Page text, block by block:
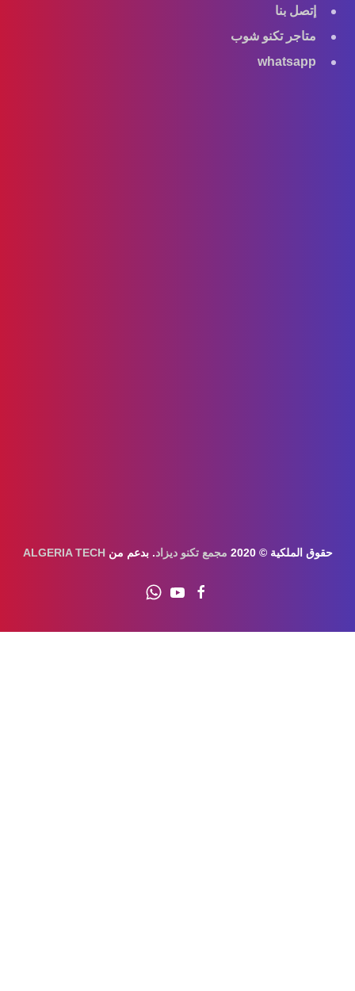
إتصل بنا
متاجر تكنو شوب
whatsapp
حقوق الملكية © 2020 مجمع تكنو ديزاد. بدعم منALGERIA TECH